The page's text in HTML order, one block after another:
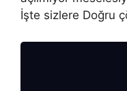
İşte sizlere Doğru